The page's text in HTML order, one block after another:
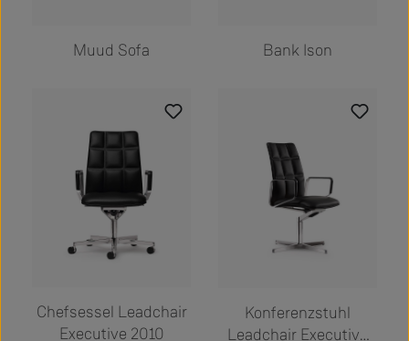
Muud Sofa Bank Ison
Chefsessel Leadchair
Executive 2010
Konferenzstuhl
Leadchair Executive